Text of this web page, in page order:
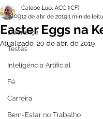
Blog
Liderança
Testes
Inteligência Artificial
Fé
Carreira
Bem-Estar no Trabalho
Easter Eggs na
Calebe Luo, ACC (ICF)
12 de abr. de 20191 min de
Atualizado: 20 de abr. de 2019